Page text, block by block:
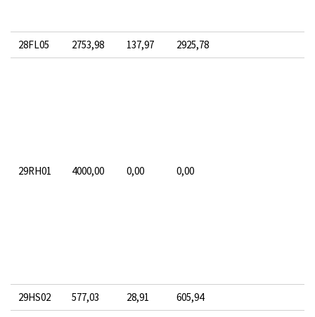
28FL05 2753,98 137,97 2925,78
29RH01 4000,00 0,00 0,00
29HS02 577,03 28,91 605,94